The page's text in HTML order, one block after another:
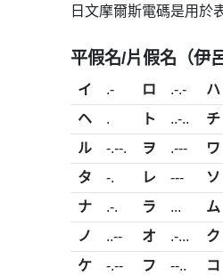
日文摩爾斯電碼是用於
平假名/片假名（伊
イ .- ロ .-.- ハ
ヘ
. ト ..-.. チ
ル
-.--. ヲ .--- ワ
タ
-. レ --- ソ
ナ
.-. ラ ... ム
ノ
..-- オ .-... ク
ケ
-.-- フ --.. コ